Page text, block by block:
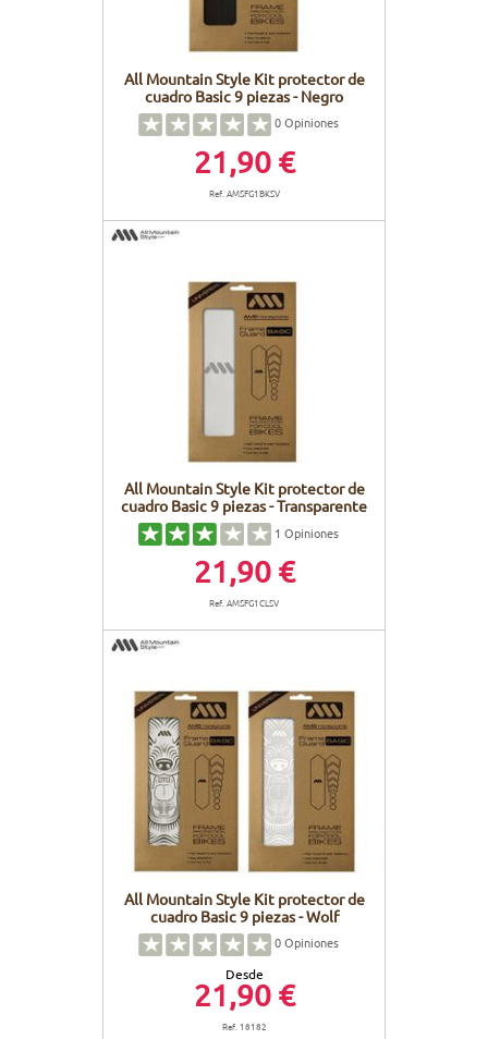
All Mountain Style Kit protector de
cuadro Basic 9 piezas - Negro
0Opiniones
21,90 €
Ref. AMSFG1BKSV
All Mountain Style Kit protector de
cuadro Basic 9 piezas - Transparente
1 Opiniones
21,90 €
Ref. AMSFG1CLSV
All Mountain Style Kit protector de
cuadro Basic 9 piezas - Wolf
0Opiniones
Desde
21,90 €
Ref. 18182